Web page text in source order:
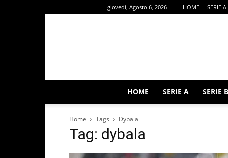
giovedì, Agosto 6, 2026 HOME SERIE A
HOME SERIE A SERIE B
Home Tags Dybala
Tag: dybala